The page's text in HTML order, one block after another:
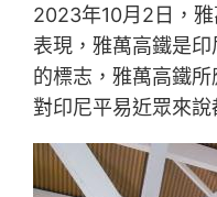
2023年10月2日，
表現，雅萬高鐵是
的標志，雅萬高鐵
對印尼平易近眾來說